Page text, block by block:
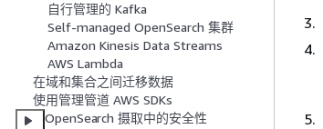
自行管理的 Kafka
Self-managed OpenSearch 集群
Amazon Kinesis Data Streams
AWS Lambda
在域和集合之间迁移数据
使用管理管道 AWS SDKs
OpenSearch 摄取中的安全性